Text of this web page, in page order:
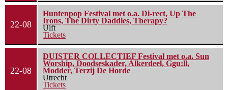
22-08
Huntenpop Festival met o.a. Di-rect, Up The
Irons, The Dirty Daddies, Therapy?
Ulft
Tickets
22-08
DUISTER COLLECTIEF Festival met o.a. Sun
Worship, Doodseskader, Alkerdeel, Ggu:ll,
Modder, Terzij De Horde
Utrecht
Tickets